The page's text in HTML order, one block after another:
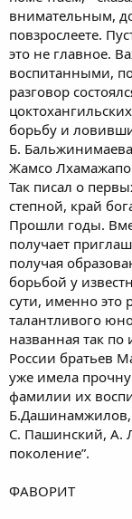
внимательным,
повзрослеете.
это не главное.
воспитанными,
разговор
борьбу и
Б.
Жамсо
Так писал о
степной, край
Прошли годы.
получает
получая
борьбой у
сути, именно это
талантливого
названная так
России братьев
уже имела
фамилии их
Б.Дашинамжилов,
С. Пашинский, А.
поколение”.
ФАВОРИТ